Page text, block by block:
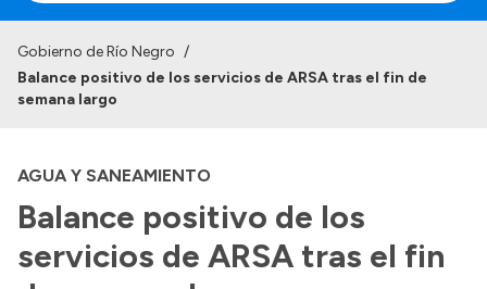
Autoridades
Autoridades y Organismos
Discursos en la Legislatura
Casa de Gobierno
Gobierno de Río Negro /
Balance positivo de los servicios de ARSA tras el fin de
semana largo
AGUA Y SANEAMIENTO
Balance positivo de los
servicios de ARSA tras el fin